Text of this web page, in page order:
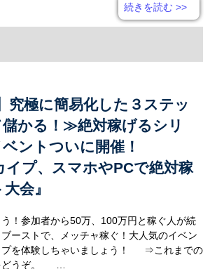
続きを読む >>
究極に簡易化した３ステッ
かる！≫絶対稼げるシリ
ントついに開催！
イプ、スマホやPCで絶対稼
会』
！参加者から50万、100万円と稼ぐ人が続
ーストで、メッチャ稼ぐ！大人気のイベン
プを体験しちゃいましょう！ ⇒これまでの
どうぞ。 …